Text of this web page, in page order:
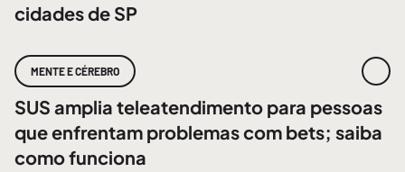
cidades de SP
MENTE E CÉREBRO
SUS amplia teleatendimento para pessoas
que enfrentam problemas com bets; saiba
como funciona